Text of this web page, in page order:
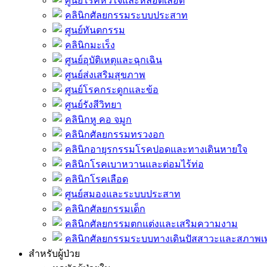
คลินิกศัลยกรรมระบบประสาท
ศูนย์ทันตกรรม
คลินิกมะเร็ง
ศูนย์อุบัติเหตุและฉุกเฉิน
ศูนย์ส่งเสริมสุขภาพ
ศูนย์โรคกระดูกและข้อ
ศูนย์รังสีวิทยา
คลินิกหู คอ จมูก
คลินิกศัลยกรรมทรวงอก
คลินิกอายุรกรรมโรคปอดและทางเดินหายใจ
คลินิกโรคเบาหวานและต่อมไร้ท่อ
คลินิกโรคเลือด
ศูนย์สมองและระบบประสาท
คลินิกศัลยกรรมเด็ก
คลินิกศัลยกรรมตกแต่งและเสริมความงาม
คลินิกศัลยกรรมระบบทางเดินปัสสาวะและสภาพเ
สำหรับผู้ป่วย